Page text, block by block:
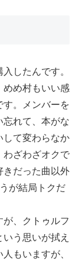
したんです。
めめ村もいい感
す。メンバーを
忘れて、本がな
して変わらなか
わざわざオクで
きだった曲以外
が結局トクだ
、クトゥルフ
う思いが拭え
もいますが、